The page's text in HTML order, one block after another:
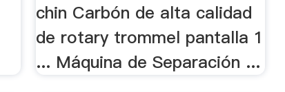
chin Carbón de alta calidad
de rotary trommel pantalla 1
... Máquina de Separación ...